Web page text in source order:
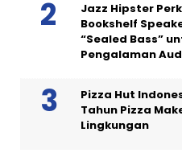
Jazz Hipster
Bookshelf
“Sealed Bass”
Pengalaman
Pizza Hut
Tahun Pizza
Lingkungan